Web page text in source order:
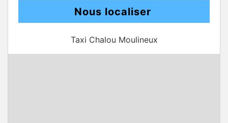
Nous localiser
Taxi Chalou Moulineux